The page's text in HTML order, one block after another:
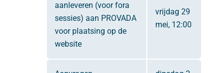
aanleveren (voor fora
sessies) aan PROVADA
voor plaatsing op de
website
vrijdag 29
mei, 12:00